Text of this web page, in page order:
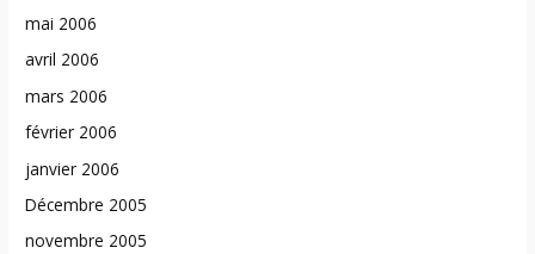
mai 2006
avril 2006
mars 2006
février 2006
janvier 2006
Décembre 2005
novembre 2005